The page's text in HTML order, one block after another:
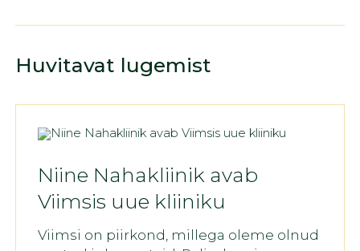
Huvitavat lugemist
Niine Nahakliinik avab
Viimsis uue kliiniku
Viimsi on piirkond, millega oleme olnud